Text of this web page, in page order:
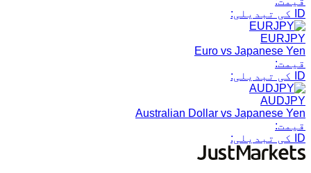
ID کی تبدیلی:
EURJPY
Euro vs Japanese Yen
قیمت:
ID کی تبدیلی:
AUDJPY
Australian Dollar vs Japanese Yen
قیمت:
ID کی تبدیلی: